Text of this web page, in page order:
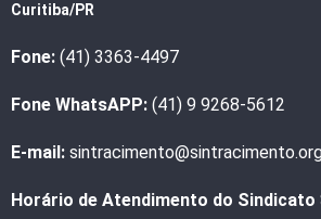
Curitiba/PR
Fone: (41) 3363-4497
Fone WhatsAPP: (41) 9 9268-5612
E-mail:
Horário de Atendimento do Sindicato